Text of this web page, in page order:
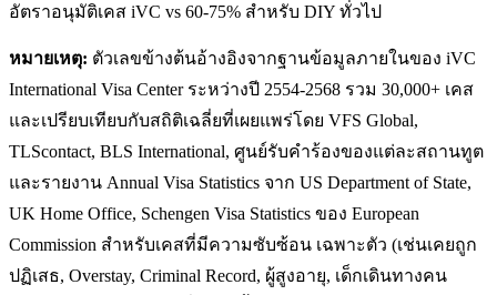
อัตราอนุมัติเคส iVC vs 60-75% สำหรับ DIY ทั่วไป
หมายเหตุ: ตัวเลขข้างต้นอ้างอิงจากฐานข้อมูลภายในของ iVC
International Visa Center ระหว่างปี 2554-2568 รวม 30,000+ เคส
และเปรียบเทียบกับสถิติเฉลี่ยที่เผยแพร่โดย VFS Global,
TLScontact, BLS International, ศูนย์รับคำร้องของแต่ละสถานทูต
และรายงาน Annual Visa Statistics จาก US Department of State,
UK Home Office, Schengen Visa Statistics ของ European
Commission สำหรับเคสที่มีความซับซ้อน เฉพาะตัว (เช่นเคยถูก
ปฏิเสธ, Overstay, Criminal Record, ผู้สูงอายุ, เด็กเดินทางคน